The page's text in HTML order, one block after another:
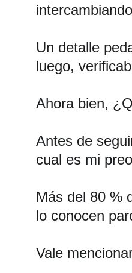
Un detalle
luego,
Ahora bien,
Antes de
cual es mi
Más del 80 %
lo conocen
Vale